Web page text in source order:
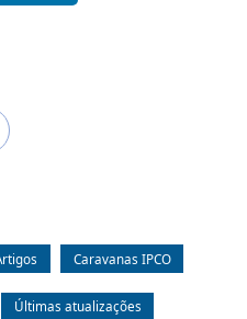
Caravanas IPCO
Últimas atualizações